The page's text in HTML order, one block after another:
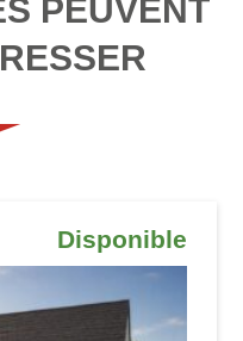
PEUVENT
Disponible